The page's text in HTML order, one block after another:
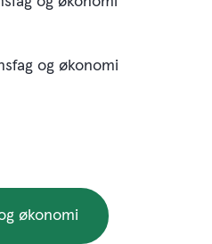
og økonomi
økonomi